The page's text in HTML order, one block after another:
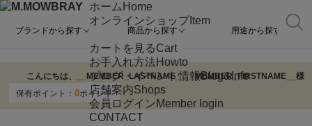
ホーム Home
オンラインショップItem
カートを見るCart
お手入れ方法Howto
ブログ・イベント情報Blog&Info
店舗案内Shops
会員ログインMember login
CONTACT
ブランドから探す 商品から探す 用途から探す
こんにちは、 __MEMBER_LASTNAME____MEMBER_FIRSTNAME__ 様
保有ポイント：0ポイント